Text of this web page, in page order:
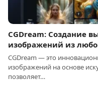
CGDream: Создание
изображений из
CGDream — это
изображений на основе
позволяет…